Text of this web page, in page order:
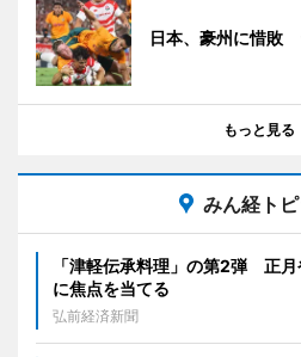
日本、豪州に惜敗
もっと見る
みん経ト
「津軽伝承料理」の第2弾 正
に焦点を当てる
弘前経済新聞